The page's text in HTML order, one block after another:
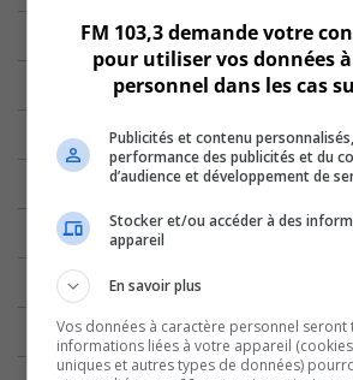
FM 103,3 demande votre
pour utiliser vos données
personnel dans les cas
Publicités et contenu
performance des publicités et du
d’audience et développement de
Stocker et/ou accéder à des
appareil
En savoir plus
Vos données à caractère personnel seront
informations liées à votre appareil
uniques et autres types de données)